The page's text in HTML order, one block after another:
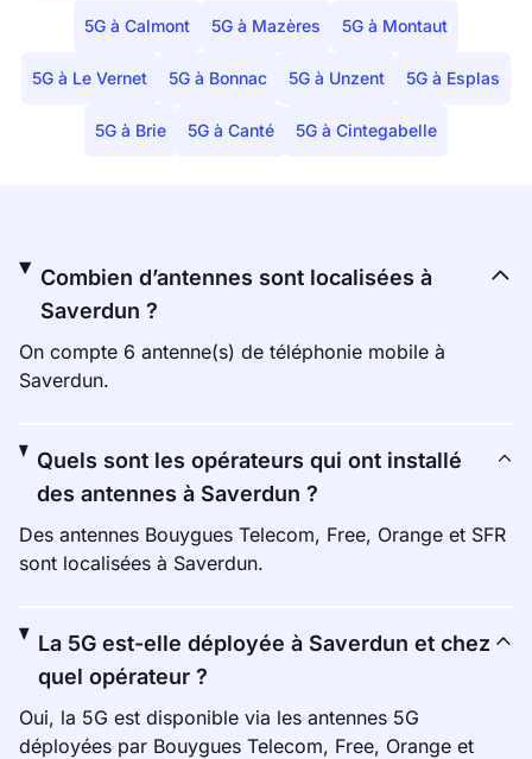
5G à Calmont 5G à Mazères 5G à Montaut
5G à Le Vernet 5G à Bonnac 5G à Unzent 5G à Esplas
5G à Brie 5G à Canté 5G à Cintegabelle
Combien d’antennes sont localisées à
Saverdun ?
On compte 6 antenne(s) de téléphonie mobile à
Saverdun.
Quels sont les opérateurs qui ont installé
des antennes à Saverdun ?
Des antennes Bouygues Telecom, Free, Orange et SFR
sont localisées à Saverdun.
La 5G est-elle déployée à Saverdun et chez
quel opérateur ?
Oui, la 5G est disponible via les antennes 5G
déployées par Bouygues Telecom, Free, Orange et